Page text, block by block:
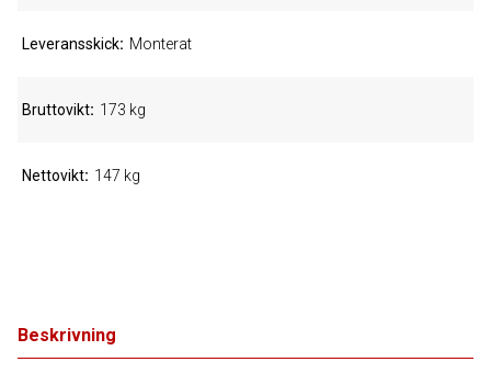
Beskrivning
Leveransskick Monterat
Bruttovikt 173 kg
Nettovikt 147 kg